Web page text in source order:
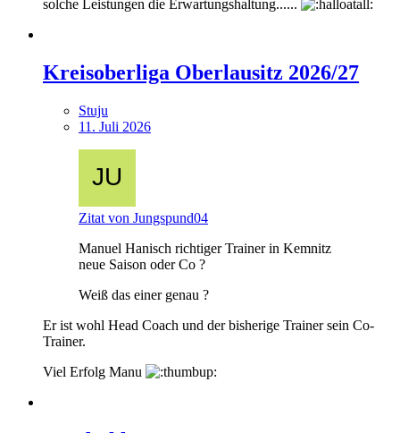
solche Leistungen die Erwartungshaltung......
Kreisoberliga Oberlausitz 2026/27
Stuju
11. Juli 2026
Zitat von Jungspund04
Manuel Hanisch richtiger Trainer in Kemnitz
neue Saison oder Co ?
Weiß das einer genau ?
Er ist wohl Head Coach und der bisherige Trainer sein Co-
Trainer.
Viel Erfolg Manu